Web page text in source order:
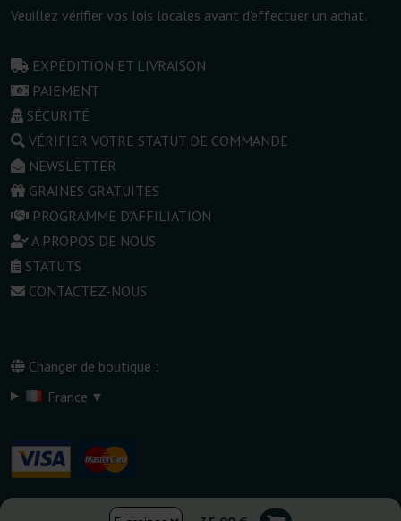
Veuillez vérifier vos lois locales avant d'effectuer un achat.
EXPÉDITION ET LIVRAISON
PAIEMENT
SÉCURITÉ
VÉRIFIER VOTRE STATUT DE COMMANDE
NEWSLETTER
GRAINES GRATUITES
PROGRAMME D'AFFILIATION
A PROPOS DE NOUS
STATUTS
CONTACTEZ-NOUS
Changer de boutique :
France ▾